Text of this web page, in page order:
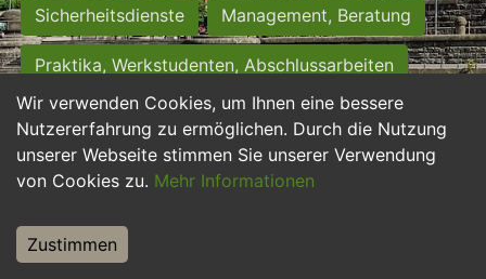
Wir verwenden Cookies, um Ihnen eine bessere
Nutzererfahrung zu ermöglichen. Durch die Nutzung
unserer Webseite stimmen Sie unserer Verwendung
von Cookies zu. Mehr Informationen
Zustimmen
Sicherheitsdienste Management, Beratung
Praktika, Werkstudenten, Abschlussarbeiten
Personalwesen Assistenz, Sekretariat
Hilfskräfte, Aushilfs- und Nebenjobs
Weiterbildung, Studium, duale Ausbildung